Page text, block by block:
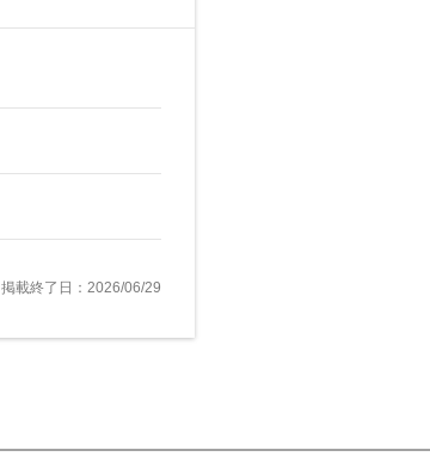
掲載終了日：2026/06/29